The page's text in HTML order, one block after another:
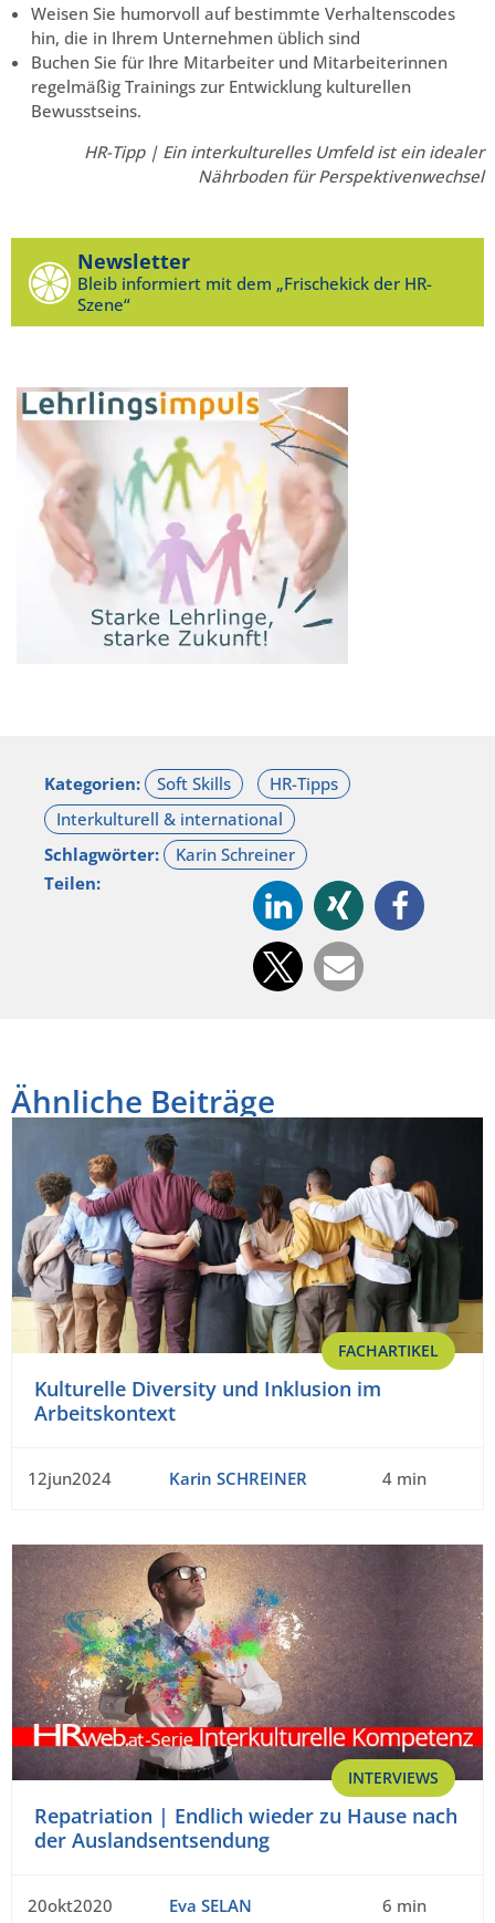
Weisen Sie humorvoll auf bestimmte Verhaltenscodes
hin, die in Ihrem Unternehmen üblich sind
Buchen Sie für Ihre Mitarbeiter und Mitarbeiterinnen
regelmäßig Trainings zur Entwicklung kulturellen
Bewusstseins.
HR-Tipp | Ein interkulturelles Umfeld ist ein idealer
Nährboden für Perspektivenwechsel
Newsletter
Bleib informiert mit dem „Frischekick der HR-
Szene“
Kategorien:
Schlagwörter:
Teilen:
Ähnliche Beiträge
FACHARTIKEL
Kulturelle Diversity und Inklusion im
Arbeitskontext
12jun2024 Karin SCHREINER 4 min
INTERVIEWS
Repatriation | Endlich wieder zu Hause nach
der Auslandsentsendung
20okt2020 Eva SELAN 6 min